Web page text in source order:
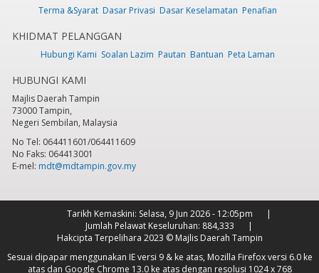
Terma &Syarat Dasar Privasi Dasar Keselamatan Penafian
KHIDMAT PELANGGAN
Hubungi Kami Soalan Lazim Pautan Bantuan Peta Laman
HUBUNGI KAMI
Majlis Daerah Tampin
73000 Tampin,
Negeri Sembilan, Malaysia
No Tel: 064411601/064411609
No Faks: 064413001
E-mel: mdt@mdtampin.gov.my
Tarikh Kemaskini: Selasa, 9 Jun 2026 - 12:05pm
Jumlah Pelawat Keseluruhan: 884,333
Hakcipta Terpelihara 2023 © Majlis Daerah Tampin
Sesuai dipapar menggunakan IE versi 9 & ke atas, Mozilla Firefox versi 6.0 ke
atas dan Google Chrome 13.0 ke atas dengan resolusi 1024 x 768